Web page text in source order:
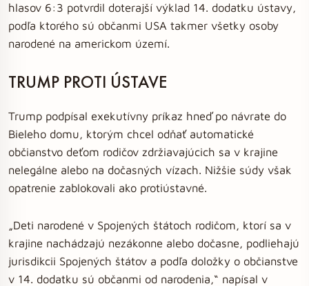
hlasov 6:3 potvrdil doterajší výklad 14. dodatku ústavy,
podľa ktorého sú občanmi USA takmer všetky osoby
narodené na americkom území.
TRUMP PROTI ÚSTAVE
Trump podpísal exekutívny príkaz hneď po návrate do
Bieleho domu, ktorým chcel odňať automatické
občianstvo deťom rodičov zdržiavajúcich sa v krajine
nelegálne alebo na dočasných vízach. Nižšie súdy však
opatrenie zablokovali ako protiústavné.
„Deti narodené v Spojených štátoch rodičom, ktorí sa v
krajine nachádzajú nezákonne alebo dočasne, podliehajú
jurisdikcii Spojených štátov a podľa doložky o občianstve
v 14. dodatku sú občanmi od narodenia,“ napísal v